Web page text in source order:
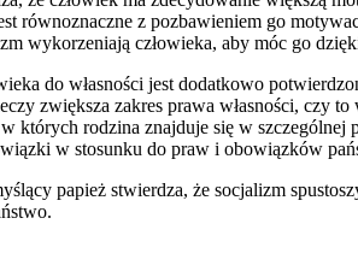
równoznaczne z pozbawieniem go
wykorzeniają człowieka, aby móc go
do własności jest dodatkowo
zwiększa zakres prawa własności, czy
których rodzina znajduje się w szczególnej
w stosunku do praw i obowiązków
papież stwierdza, że socjalizm